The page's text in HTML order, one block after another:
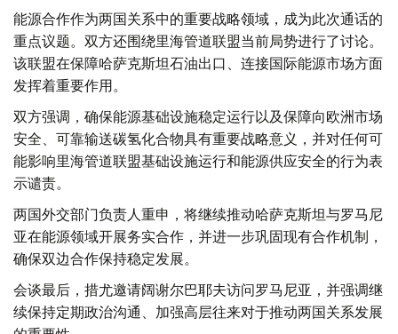
能源合作作为两国关系中的重要战略领域，成为此次通话的
重点议题。双方还围绕里海管道联盟当前局势进行了讨论。
该联盟在保障哈萨克斯坦石油出口、连接国际能源市场方面
发挥着重要作用。
双方强调，确保能源基础设施稳定运行以及保障向欧洲市场
安全、可靠输送碳氢化合物具有重要战略意义，并对任何可
能影响里海管道联盟基础设施运行和能源供应安全的行为表
示谴责。
两国外交部门负责人重申，将继续推动哈萨克斯坦与罗马尼
亚在能源领域开展务实合作，并进一步巩固现有合作机制，
确保双边合作保持稳定发展。
会谈最后，措尤邀请阔谢尔巴耶夫访问罗马尼亚，并强调继
续保持定期政治沟通、加强高层往来对于推动两国关系发展